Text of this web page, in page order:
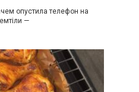
опустила телефон на
—